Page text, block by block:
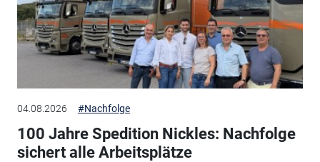
04.08.2026 #Nachfolge
100 Jahre Spedition Nickles: Nachfolge
sichert alle Arbeitsplätze